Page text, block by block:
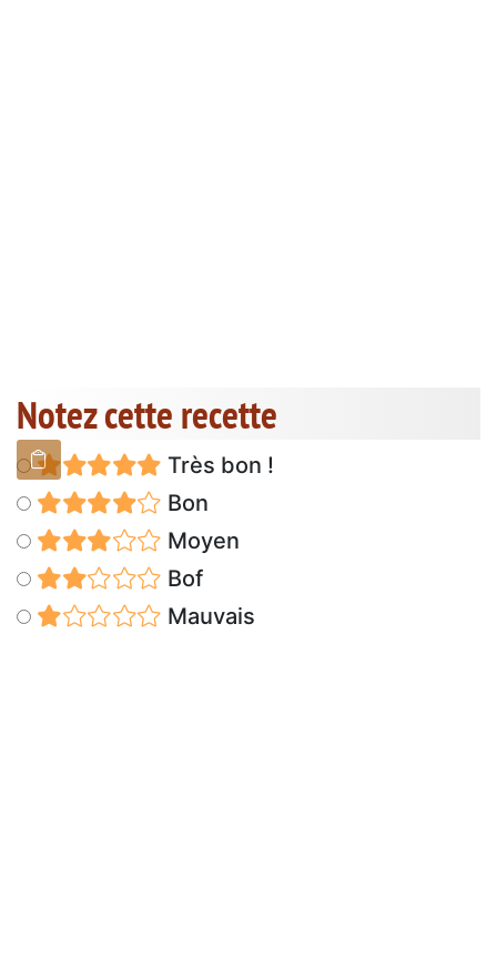
Notez cette recette
Très bon !
Bon
Moyen
Bof
Mauvais